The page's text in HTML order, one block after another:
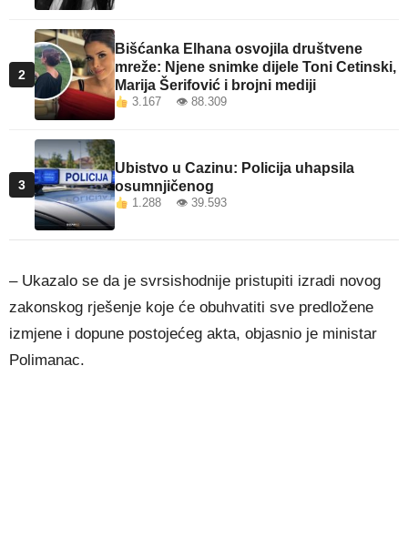
2
Bišćanka Elhana osvojila društvene
mreže: Njene snimke dijele Toni Cetinski,
Marija Šerifović i brojni mediji
3.167 👁 88.309
3
Ubistvo u Cazinu: Policija uhapsila
osumnjičenog
1.288 👁 39.593
– Ukazalo se da je svrsishodnije pristupiti izradi novog
zakonskog rješenje koje će obuhvatiti sve predložene
izmjene i dopune postojećeg akta, objasnio je ministar
Polimanac.